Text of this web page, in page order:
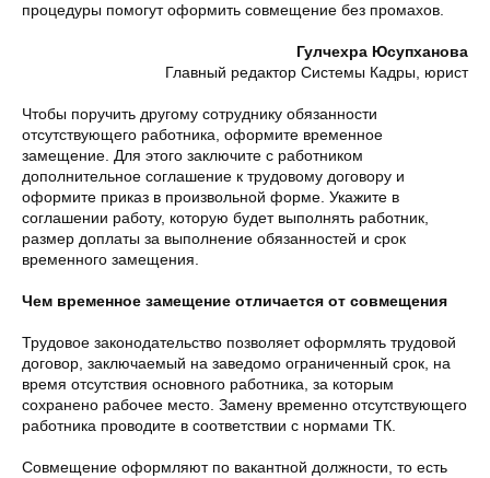
процедуры помогут оформить совмещение без промахов.
Гулчехра Юсупханова
Главный редактор Системы Кадры, юрист
Чтобы поручить другому сотруднику обязанности
отсутствующего работника, оформите временное
замещение. Для этого заключите с работником
дополнительное соглашение к трудовому договору и
оформите приказ в произвольной форме. Укажите в
соглашении работу, которую будет выполнять работник,
размер доплаты за выполнение обязанностей и срок
временного замещения.
Чем временное замещение отличается от совмещения
Трудовое законодательство позволяет оформлять трудовой
договор, заключаемый на заведомо ограниченный срок, на
время отсутствия основного работника, за которым
сохранено рабочее место. Замену временно отсутствующего
работника проводите в соответствии с нормами ТК.
Совмещение оформляют по вакантной должности, то есть